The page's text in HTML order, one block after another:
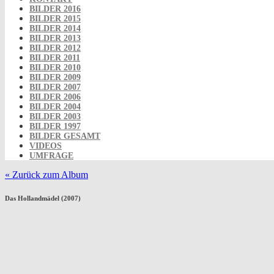
BILDER 2016
BILDER 2015
BILDER 2014
BILDER 2013
BILDER 2012
BILDER 2011
BILDER 2010
BILDER 2009
BILDER 2007
BILDER 2006
BILDER 2004
BILDER 2003
BILDER 1997
BILDER GESAMT
VIDEOS
UMFRAGE
« Zurück zum Album
Das Hollandmädel (2007)